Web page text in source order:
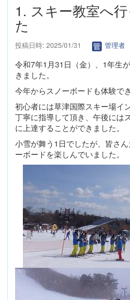
1. スキー教室へ
た
投稿日時: 2025/01/31 管理者
令和7年1月31日（金）、1年生
きました。
今年からスノーボードも体験で
初心者には草津国際スキー場イ
丁寧に指導して頂き、午後には
に上達することができました。
小雪が舞う1日でしたが、皆さ
ーボードを楽しんでいました。